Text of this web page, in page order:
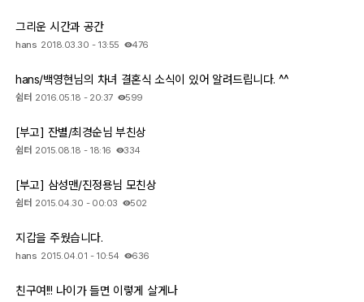
그리운 시간과 공간
hans 2018.03.30 - 13:55 476
hans/백영현님의 차녀 결혼식 소식이 있어 알려드립니다. ^^
쉼터 2016.05.18 - 20:37 599
[부고] 잔별/최경순님 부친상
쉼터 2015.08.18 - 18:16 334
[부고] 삼성맨/진정용님 모친상
쉼터 2015.04.30 - 00:03 502
지갑을 주웠습니다.
hans 2015.04.01 - 10:54 636
친구여!!! 나이가 들면 이렇게 살게나